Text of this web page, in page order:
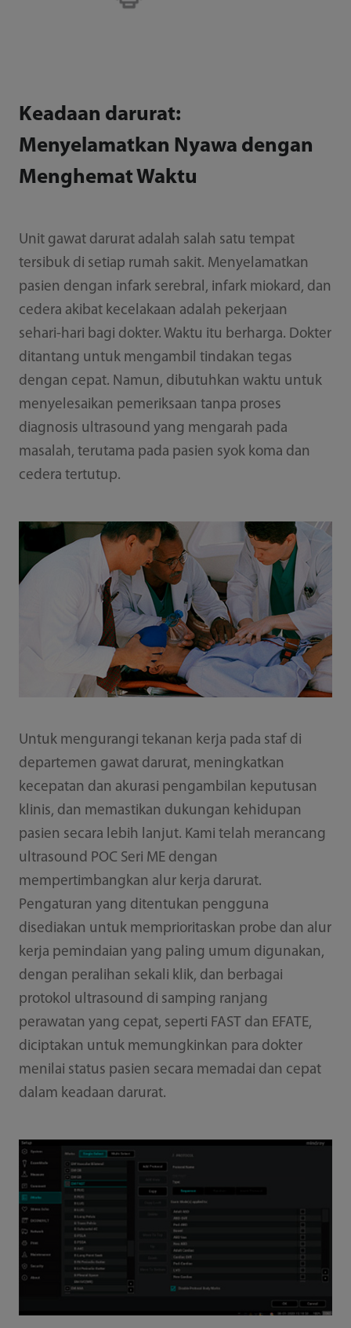
Keadaan darurat:
Menyelamatkan Nyawa dengan
Menghemat Waktu
Unit gawat darurat adalah salah satu tempat
tersibuk di setiap rumah sakit. Menyelamatkan
pasien dengan infark serebral, infark miokard, dan
cedera akibat kecelakaan adalah pekerjaan
sehari-hari bagi dokter. Waktu itu berharga. Dokter
ditantang untuk mengambil tindakan tegas
dengan cepat. Namun, dibutuhkan waktu untuk
menyelesaikan pemeriksaan tanpa proses
diagnosis ultrasound yang mengarah pada
masalah, terutama pada pasien syok koma dan
cedera tertutup.
Untuk mengurangi tekanan kerja pada staf di
departemen gawat darurat, meningkatkan
kecepatan dan akurasi pengambilan keputusan
klinis, dan memastikan dukungan kehidupan
pasien secara lebih lanjut. Kami telah merancang
ultrasound POC Seri ME dengan
mempertimbangkan alur kerja darurat.
Pengaturan yang ditentukan pengguna
disediakan untuk memprioritaskan probe dan alur
kerja pemindaian yang paling umum digunakan,
dengan peralihan sekali klik, dan berbagai
protokol ultrasound di samping ranjang
perawatan yang cepat, seperti FAST dan EFATE,
diciptakan untuk memungkinkan para dokter
menilai status pasien secara memadai dan cepat
dalam keadaan darurat.